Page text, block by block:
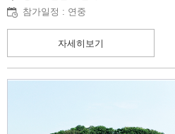
참가일정 : 연중
자세히보기